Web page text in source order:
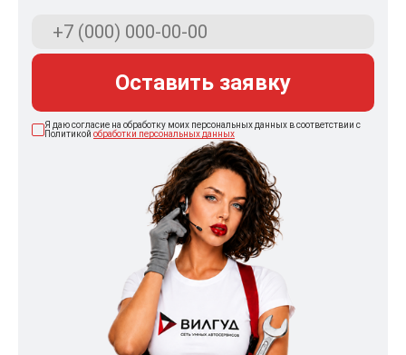
Оставить заявку
Я даю согласие на обработку моих персональных данных в соответствии с
Политикой обработки персональных данных